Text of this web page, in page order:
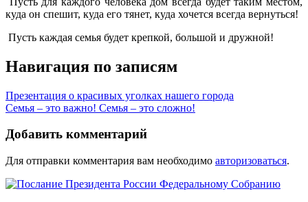
куда он спешит, куда его тянет, куда хочется всегда вернуться!
Пусть каждая семья будет крепкой, большой и дружной!
Навигация по записям
Презентация о красивых уголках нашего города
Семья – это важно! Семья – это сложно!
Добавить комментарий
Для отправки комментария вам необходимо авторизоваться.